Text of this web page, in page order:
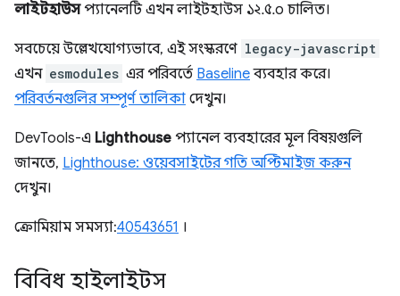
লাইটহাউসপ্যানেলটি এখন লাইটহাউস ১২.৫.০ চালিত।
সবচেয়ে উল্লেখযোগ্যভাবে, এই সংস্করণে legacy-javascript
এখন esmodules এর পরিবর্তে Baselineব্যবহার করে।
পরিবর্তনগুলির সম্পূর্ণ তালিকা দেখুন।
DevTools-এ Lighthouse প্যানেল ব্যবহারের মূল বিষয়গুলি
জানতে, Lighthouse: ওয়েবসাইটের গতি অপ্টিমাইজ করুন
দেখুন।
ক্রোমিয়াম সমস্যা:40543651 ।
বিবিধ হাইলাইটস